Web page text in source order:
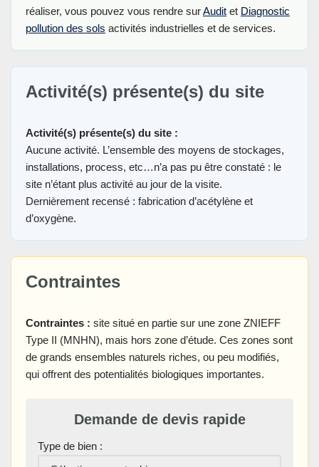
réaliser, vous pouvez vous rendre surAudit et Diagnostic
pollution des sols activités industrielles et de services.
Activité(s) présente(s) du site
Activité(s) présente(s) du site :
Aucune activité. L’ensemble des moyens de stockages,
installations, process, etc…n’a pas pu être constaté : le
site n’étant plus activité au jour de la visite.
Dernièrement recensé : fabrication d’acétylène et
d’oxygène.
Contraintes
Contraintes : site situé en partie sur une zone ZNIEFF
Type II (MNHN), mais hors zone d’étude. Ces zones sont
de grands ensembles naturels riches, ou peu modifiés,
qui offrent des potentialités biologiques importantes.
Demande de devis rapide
Type de bien :